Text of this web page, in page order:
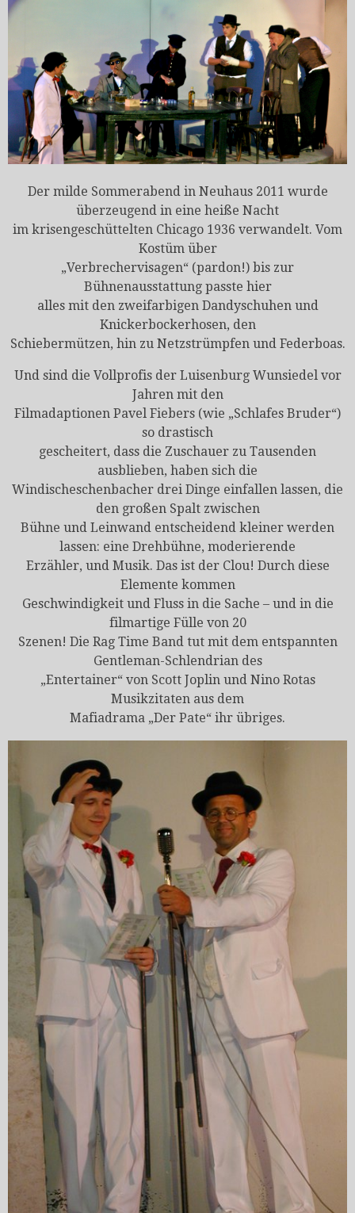
Der milde Sommerabend in Neuhaus 2011 wurde
überzeugend in eine heiße Nacht
im krisengeschüttelten Chicago 1936 verwandelt. Vom
Kostüm über
„Verbrechervisagen“ (pardon!) bis zur
Bühnenausstattung passte hier
alles mit den zweifarbigen Dandyschuhen und
Knickerbockerhosen, den
Schiebermützen, hin zu Netzstrümpfen und Federboas.
Und sind die Vollprofis der Luisenburg Wunsiedel vor
Jahren mit den
Filmadaptionen Pavel Fiebers (wie „Schlafes Bruder“)
so drastisch
gescheitert, dass die Zuschauer zu Tausenden
ausblieben, haben sich die
Windischeschenbacher drei Dinge einfallen lassen, die
den großen Spalt zwischen
Bühne und Leinwand entscheidend kleiner werden
lassen: eine Drehbühne, moderierende
Erzähler, und Musik. Das ist der Clou! Durch diese
Elemente kommen
Geschwindigkeit und Fluss in die Sache – und in die
filmartige Fülle von 20
Szenen! Die Rag Time Band tut mit dem entspannten
Gentleman-Schlendrian des
„Entertainer“ von Scott Joplin und Nino Rotas
Musikzitaten aus dem
Mafiadrama „Der Pate“ ihr übriges.